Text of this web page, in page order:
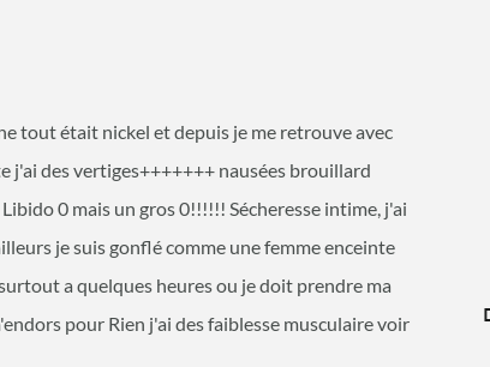
tout était nickel et depuis je me retrouve avec
j'ai des vertiges+++++++ nausées brouillard
0 mais un gros 0!!!!!! Sécheresse intime, j'ai
je suis gonflé comme une femme enceinte
a quelques heures ou je doit prendre ma
pour Rien j'ai des faiblesse musculaire voir